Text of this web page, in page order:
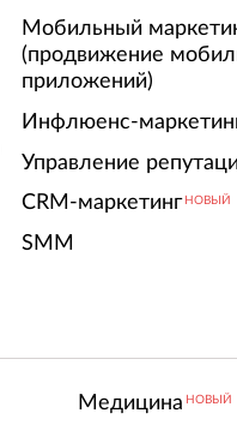
Мобильный
(продвижение
приложений)
Инфлюенс-
Управление
CRM-маркетинг НОВЫЙ
SMM
Медицина НОВЫЙ